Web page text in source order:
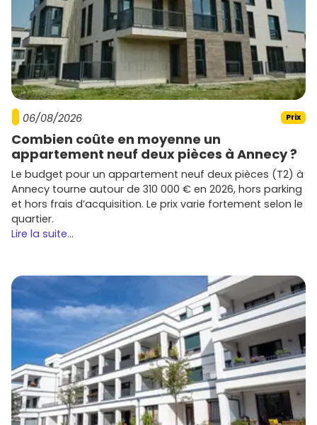
06/08/2026 Prix
Combien coûte en moyenne un
appartement neuf deux pièces à Annecy ?
Le budget pour un appartement neuf deux pièces (T2) à
Annecy tourne autour de 310 000 € en 2026, hors parking
et hors frais d’acquisition. Le prix varie fortement selon le
quartier.
Lire la suite...